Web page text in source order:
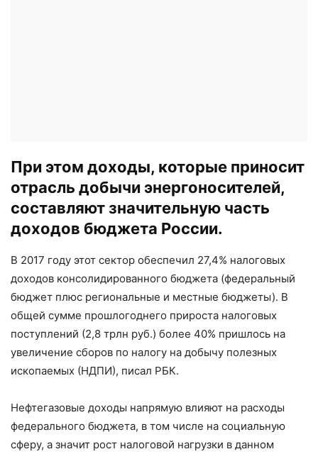
При этом доходы, которые приносит
отрасль добычи энергоносителей,
составляют значительную часть
доходов бюджета России.
В 2017 году этот сектор обеспечил 27,4% налоговых
доходов консолидированного бюджета (федеральный
бюджет плюс региональные и местные бюджеты). В
общей сумме прошлогоднего прироста налоговых
поступлений (2,8 трлн руб.) более 40% пришлось на
увеличение сборов по налогу на добычу полезных
ископаемых (НДПИ), писал РБК.
Нефтегазовые доходы напрямую влияют на расходы
федерального бюджета, в том числе на социальную
сферу, а значит рост налоговой нагрузки в данном